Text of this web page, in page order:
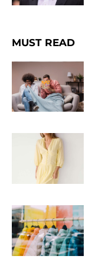
MUST READ